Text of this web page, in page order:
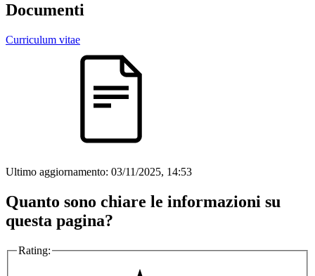
Documenti
Curriculum vitae
Ultimo aggiornamento: 03/11/2025, 14:53
Quanto sono chiare le informazioni su
questa pagina?
Rating: